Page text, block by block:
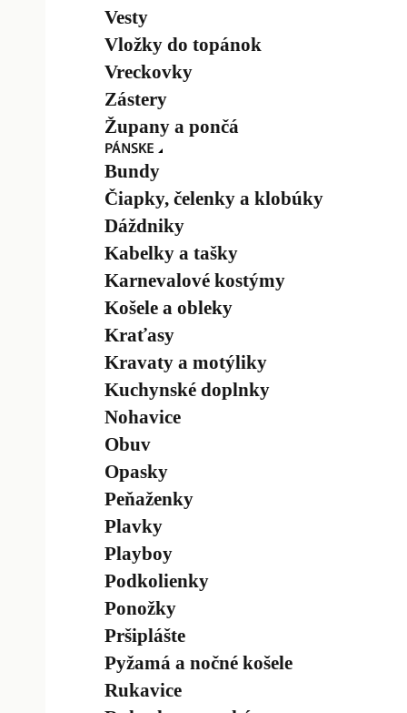
Vesty
Vložky do topánok
Vreckovky
Zástery
Župany a pončá
Bundy
Čiapky, čelenky a klobúky
Dáždniky
Kabelky a tašky
Karnevalové kostýmy
Košele a obleky
Kraťasy
Kravaty a motýliky
Kuchynské doplnky
Nohavice
Obuv
Opasky
Peňaženky
Plavky
Playboy
Podkolienky
Ponožky
Pršiplášte
Pyžamá a nočné košele
Rukavice